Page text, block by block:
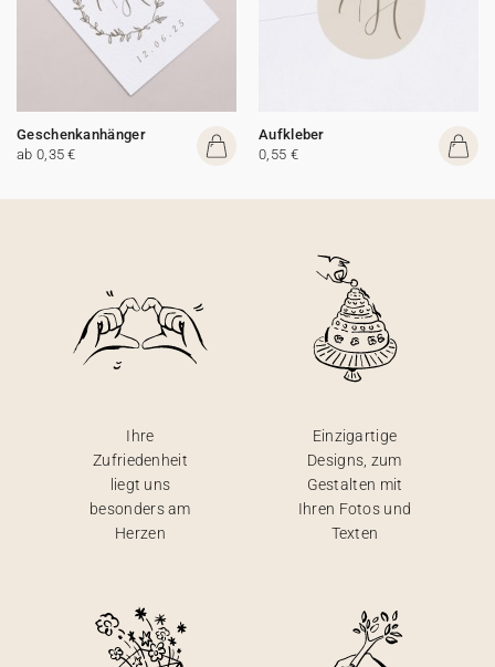
Geschenkanhänger
ab 0,35 €
Aufkleber
0,55 €
Ihre
Zufriedenheit
liegt uns
besonders am
Herzen
Einzigartige
Designs, zum
Gestalten mit
Ihren Fotos und
Texten